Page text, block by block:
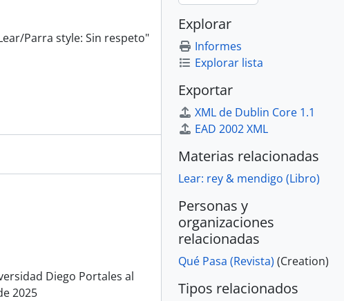
Parra style: Sin respeto"
Diego Portales al
2025
Explorar
Informes
Explorar lista
Exportar
XML de Dublin Core 1.1
EAD 2002 XML
Materias relacionadas
Lear: rey & mendigo (Libro)
Personas y
organizaciones
relacionadas
Qué Pasa (Revista) (Creation)
Tipos relacionados